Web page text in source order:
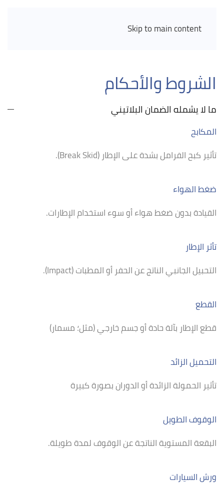
Skip to main content
الشروط والأحكام
ما لا يشمله الضمان البلاتيني
المكابح
تأثير كبح الفرامل بشدة على الإطار (Break Skid).
ضغط الهواء
القيادة بدون ضغط هواء أو سوء استخدام الإطارات.
تأثر الإطار
التحبيل الجانبي الناتج عن الحفر أو المطبات (Impact).
القطع
قطع الإطار بآلة حادة أو جسم خارجي (مثل؛ مسمار)
التحميل الزائد
تأثير الحمولة الزائدة أو الدوران بصورة كبيرة
الوقوف الطويل
البقعة المستوية الناتجة عن الوقوف لمدة طويلة.
ورش السيارات